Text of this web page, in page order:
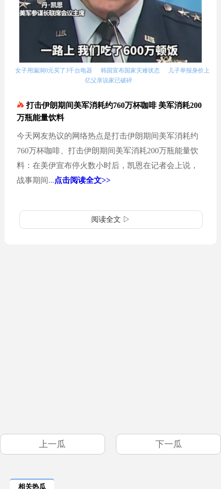
女子用漏洞0元买了3千台电器 韩国宣布国家灾难状态
儿子举报身价上
亿父亲说家已破碎
打击伊朗期间美军消耗约760万杯咖啡 美军消耗200
万瓶能量饮料
今天网友热议的网络热点是打击伊朗期间美军消耗约
760万杯咖啡、打击伊朗期间美军消耗200万瓶能量饮
料：在美伊宣布停火数小时后，凯恩在记者会上说，
战事期间...点击阅读全文>>
阅读全文 ▷
上一瓜 下一瓜
相关热瓜